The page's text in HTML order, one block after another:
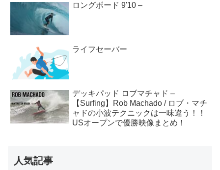
ロングボード 9'10 –
ライフセーバー
デッキパッド ロブマチャド –
【Surfing】Rob Machado / ロブ・マチ
ャドの小波テクニックは一味違う！！
USオープンで優勝映像まとめ！
人気記事